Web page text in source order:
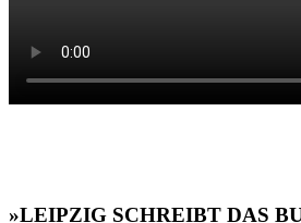
»LEIPZIG SCHREIBT DAS